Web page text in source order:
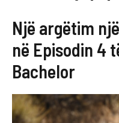
Një argëtim
në Episodin 4
Bachelor